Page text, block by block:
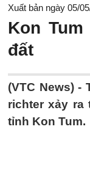
Xuất bản ngày 05/
Kon
đất
(VTC News) -
richter xảy ra
tỉnh Kon Tum.